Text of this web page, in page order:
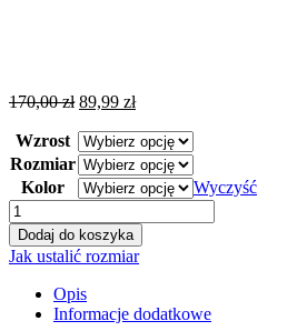
170,00zł Original
was:
170,00 zł.
89,99 złCurrent
is:
89,99 zł.
Wzrost
Rozmiar
Kolor
Wyczyść
ilość
Spodnie
Alicja
Pixie
Dodaj do koszyka
Jak ustalić rozmiar
Opis
Informacje dodatkowe